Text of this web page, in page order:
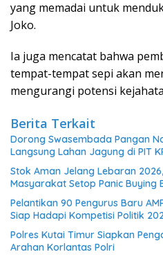
yang memadai untuk
Joko.
Ia juga mencatat bahwa
tempat-tempat sepi akan
mengurangi potensi
Berita Terkait
Dorong Swasembada Pangan
Langsung Lahan Jagung di PIT
Stok Aman Jelang Lebaran
Masyarakat Setop Panic Buying
Pelantikan 90 Pengurus Baru
Siap Hadapi Kompetisi Politik
Polres Kutai Timur Siapkan
Arahan Korlantas Polri